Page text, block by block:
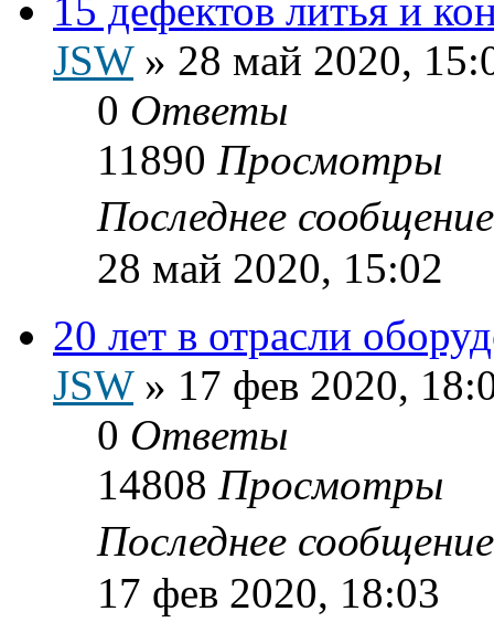
15 дефектов литья и
JSW» 28 май 2020,
0 Ответы
11890 Просмотры
Последнее
28 май 2020, 15:02
20 лет в отрасли
JSW» 17 фев 2020,
0 Ответы
14808 Просмотры
Последнее
17 фев 2020, 18:03